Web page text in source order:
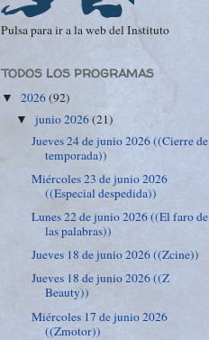
Pulsa para ir a la web del Instituto
TODOS LOS PROGRAMAS
▼ 2026(92)
▼junio 2026(21)
Jueves 24 de junio 2026 ((Cierre de
temporada))
Miércoles 23 de junio 2026
((Especial despedida))
Lunes 22 de junio 2026 ((El faro de
las palabras))
Jueves 18 de junio 2026 ((Zcine))
Jueves 18 de junio 2026 ((Z
Beauty))
Miércoles 17 de junio 2026
((Zmotor))